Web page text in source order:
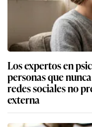
Los expertos en
personas que
redes sociales no
externa